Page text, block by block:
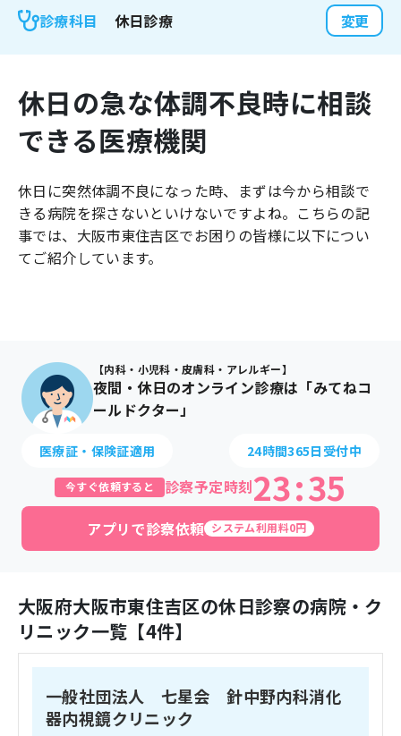
お知らせ
診療科目 休日診療 変更
休日の急な体調不良時に相談
できる医療機関
休日に突然体調不良になった時、まずは今から相談で
きる病院を探さないといけないですよね。こちらの記
事では、 大阪市東住吉区でお困りの皆様に以下につい
てご紹介しています。
【内科・小児科・皮膚科・アレルギー】
夜間・休日のオンライン診療は「みてねコ
ールドクター」
医療証・保険証適用 24時間365日受付中
今すぐ依頼すると 診察予定時刻23:35
アプリで診察依頼 システム利用料0円
大阪府大阪市東住吉区の休日診察の病院・ク
リニック一覧【4件】
一般社団法人 七星会 針中野内科消化
器内視鏡クリニック